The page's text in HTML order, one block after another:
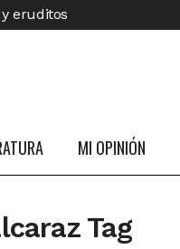
eruditos
MI OPINIÓN
Tag